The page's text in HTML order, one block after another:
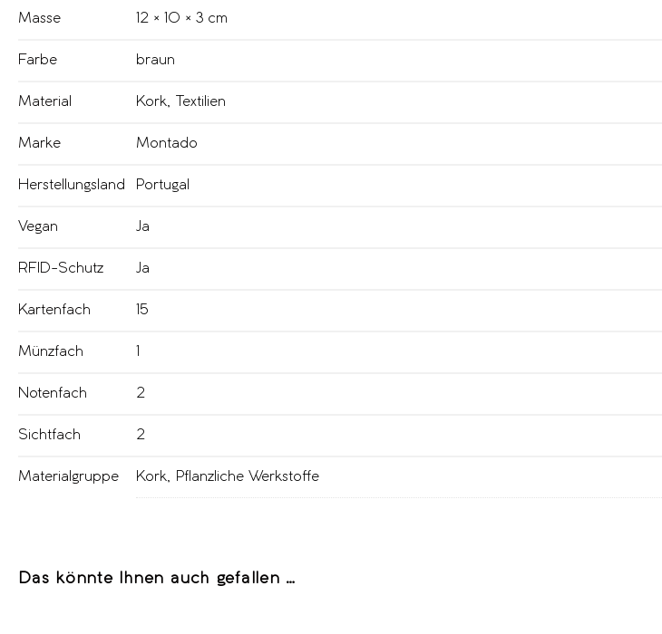
Masse 12 × 10 × 3 cm
Farbe braun
Material Kork, Textilien
Marke Montado
Herstellungsland Portugal
Vegan Ja
RFID-Schutz Ja
Kartenfach 15
Münzfach
Notenfach 2
Sichtfach 2
Materialgruppe Kork, Pflanzliche Werkstoffe
Das könnte Ihnen auch gefallen …